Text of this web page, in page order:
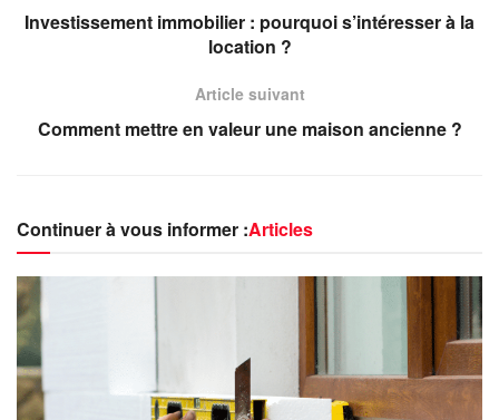
Investissement immobilier : pourquoi s’intéresser à la
location ?
Article suivant
Comment mettre en valeur une maison ancienne ?
Continuer à vous informer :Articles